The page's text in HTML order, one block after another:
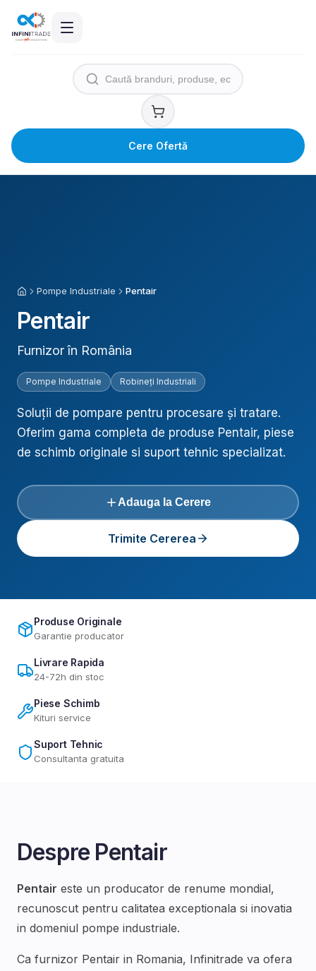
Cere Ofertă
AcasăPompe Industriale Pentair
Pentair
Furnizor în România
Pompe Industriale Robineți Industriali
Soluții de pompare pentru procesare și tratare.
Oferim gama completa de produse Pentair, piese
de schimb originale si suport tehnic specializat.
Adauga la Cerere
Trimite Cererea
Produse Originale
Garantie producator
Livrare Rapida
24-72h din stoc
Piese Schimb
Kituri service
Suport Tehnic
Consultanta gratuita
Despre Pentair
Pentair este un producator de renume mondial,
recunoscut pentru calitatea exceptionala si inovatia
in domeniul pompe industriale.
Ca furnizor Pentair in Romania, Infinitrade va ofera